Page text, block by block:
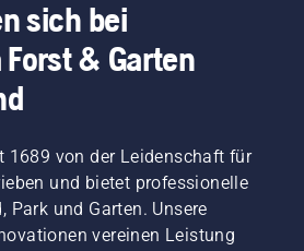
sich bei
& Garten
1689 von der Leidenschaft für
und bietet professionelle
Park und Garten. Unsere
vereinen Leistung